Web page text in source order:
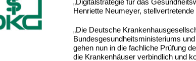
„Digitalstrategie für das
Henriette Neumeyer,
„Die Deutsche
Bundesgesundheitsministeriums
gehen nun in die fachliche Prüfung
die Krankenhäuser verbindlich und